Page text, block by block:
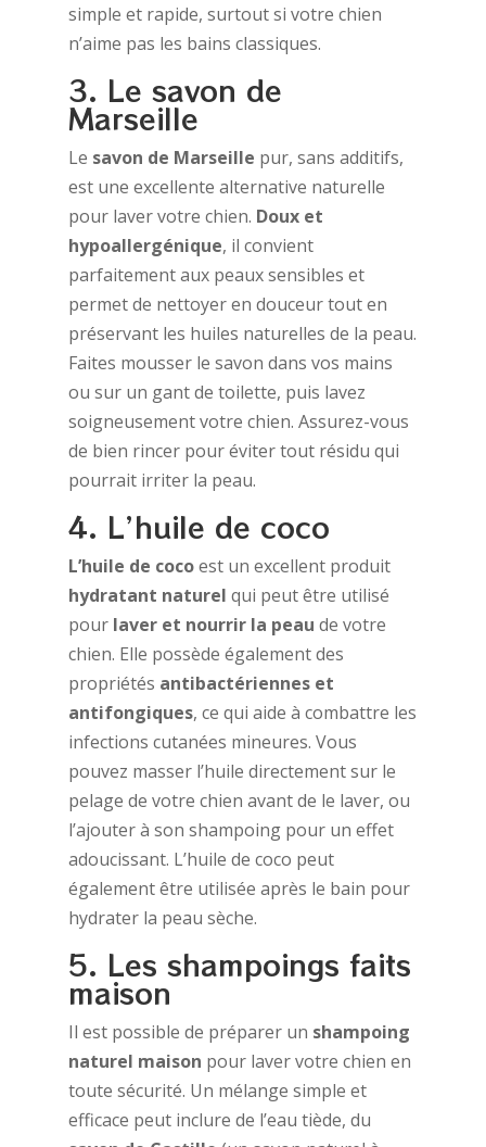
simple et rapide, surtout si votre chien
n’aime pas les bains classiques.
3. Le savon de
Marseille
Le savon de Marseille pur, sans additifs,
est une excellente alternative naturelle
pour laver votre chien. Doux et
hypoallergénique, il convient
parfaitement aux peaux sensibles et
permet de nettoyer en douceur tout en
préservant les huiles naturelles de la peau.
Faites mousser le savon dans vos mains
ou sur un gant de toilette, puis lavez
soigneusement votre chien. Assurez-vous
de bien rincer pour éviter tout résidu qui
pourrait irriter la peau.
4. L’huile de coco
L’huile de cocoest un excellent produit
hydratant naturel qui peut être utilisé
pour laver et nourrir la peau de votre
chien. Elle possède également des
propriétés antibactériennes et
antifongiques, ce qui aide à combattre les
infections cutanées mineures. Vous
pouvez masser l’huile directement sur le
pelage de votre chien avant de le laver, ou
l’ajouter à son shampoing pour un effet
adoucissant. L’huile de coco peut
également être utilisée après le bain pour
hydrater la peau sèche.
5. Les shampoings faits
maison
Il est possible de préparer un shampoing
naturel maison pour laver votre chien en
toute sécurité. Un mélange simple et
efficace peut inclure de l’eau tiède, du